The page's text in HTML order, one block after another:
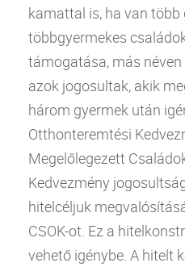
kamattal is, ha van több
többgyermekes
támogatása, más néven
azok jogosultak, akik
három gyermek után
Otthonteremtési
Megelőlegezett
Kedvezmény
hitelcéljuk
CSOK-ot. Ez a
vehető igénybe. A hitelt